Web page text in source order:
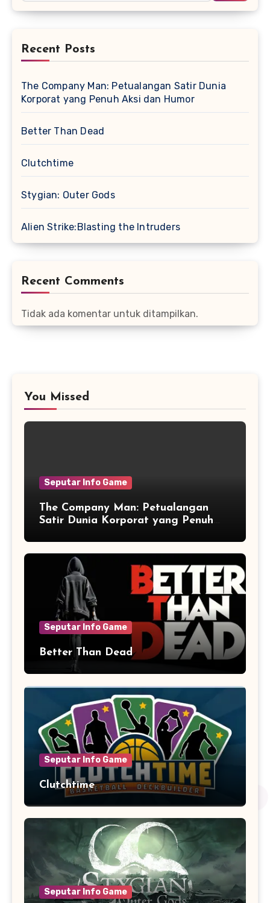
Recent Posts
The Company Man: Petualangan Satir Dunia
Korporat yang Penuh Aksi dan Humor
Better Than Dead
Clutchtime
Stygian: Outer Gods
Alien Strike:Blasting the Intruders
Recent Comments
Tidak ada komentar untuk ditampilkan.
You Missed
Seputar Info Game
The Company Man: Petualangan
Satir Dunia Korporat yang Penuh
Seputar Info Game
Better Than Dead
Seputar Info Game
Clutchtime
Seputar Info Game